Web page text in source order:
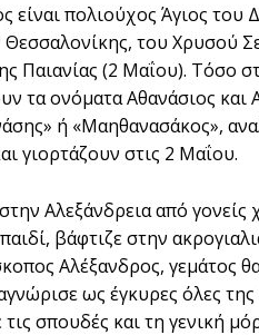
είναι πολιούχος Άγιος του
του Χρυσού
Παιανίας (2 Μαΐου). Τόσο
τα ονόματα Αθανάσιος και
ή «Μαηθανασάκος»,
γιορτάζουν στις 2 Μαΐου.
Αλεξάνδρεια από
βάφτιζε στην
Αλέξανδρος, γεμάτος
ως έγκυρες όλες
σπουδές και τη γενική